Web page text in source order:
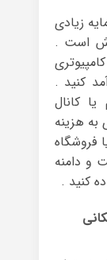
زیادی
است .
کنید .
یا کانال
به هزینه
فروشگاه
و دامنه
کنید .